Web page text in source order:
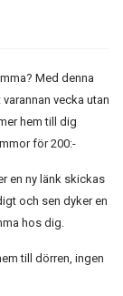
Med denna
vecka utan
hem till dig
för 200:-
en ny länk skickas
och sen dyker en
hos dig.
till dörren, ingen